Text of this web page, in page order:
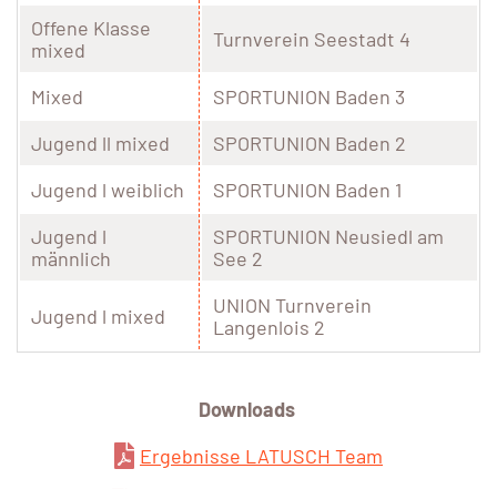
Offene Klasse
mixed
Turnverein Seestadt 4
Mixed
SPORTUNION Baden 3
Jugend ll mixed
SPORTUNION Baden 2
Jugend l weiblich
SPORTUNION Baden 1
Jugend l
männlich
SPORTUNION Neusiedl am
See 2
Jugend l mixed
UNION Turnverein
Langenlois 2
Downloads
Ergebnisse LATUSCH Team